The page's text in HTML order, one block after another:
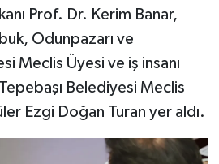
Prof. Dr. Kerim Banar,
Odunpazarı ve
Meclis Üyesi ve iş insanı
Belediyesi Meclis
Ezgi Doğan Turan yer aldı.